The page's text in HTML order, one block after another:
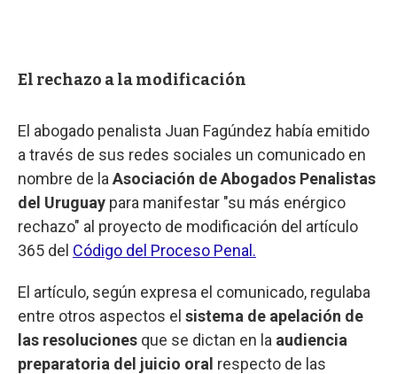
El rechazo a la modificación
El abogado penalista Juan Fagúndez había emitido
a través de sus redes sociales un comunicado en
nombre de la Asociación de Abogados Penalistas
del Uruguay para manifestar "su más enérgico
rechazo" al proyecto de modificación del artículo
365 del Código del Proceso Penal.
El artículo, según expresa el comunicado, regulaba
entre otros aspectos el sistema de apelación de
las resoluciones que se dictan en la audiencia
preparatoria del juicio oral respecto de las